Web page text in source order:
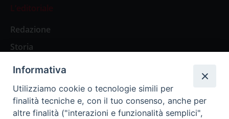
L’editoriale
Redazione
Storia
Abbonamenti
Abbonamento Annuale Digitale
Informativa
Utilizziamo cookie o tecnologie simili per
finalità tecniche e, con il tuo consenso, anche per
altre finalità ("interazioni e funzionalità semplici",